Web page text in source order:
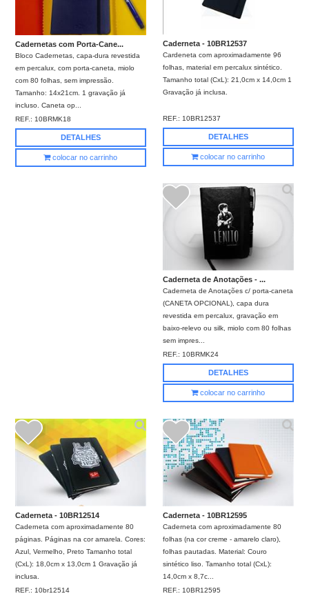
Cadernetas com Porta-Cane...
Bloco Cadernetas, capa-dura revestida
em percalux, com porta-caneta, miolo
com 80 folhas, sem impressão.
Tamanho: 14x21cm. 1 gravação já
incluso. Caneta op...
REF.: 10BRMK18
DETALHES
colocar no carrinho
Caderneta - 10BR12537
Cardeneta com aproximadamente 96
folhas, material em percalux sintético.
Tamanho total (CxL): 21,0cm x 14,0cm 1
Gravação já inclusa.
REF.:10BR12537
DETALHES
colocar no carrinho
Caderneta de Anotações - ...
Caderneta de Anotações c/ porta-caneta
(CANETA OPCIONAL), capa dura
revestida em percalux, gravação em
baixo-relevo ou silk, miolo com 80 folhas
sem impres...
REF.: 10BRMK24
DETALHES
colocar no carrinho
Caderneta - 10BR12514
Caderneta com aproximadamente 80
páginas. Páginas na cor amarela. Cores:
Azul, Vermelho, Preto Tamanho total
(CxL): 18,0cm x 13,0cm 1 Gravação já
inclusa.
REF.: 10br12514
Caderneta - 10BR12595
Caderneta com aproximadamente 80
folhas (na cor creme - amarelo claro),
folhas pautadas. Material: Couro
sintético liso. Tamanho total (CxL):
14,0cm x 8,7c...
REF.: 10BR12595